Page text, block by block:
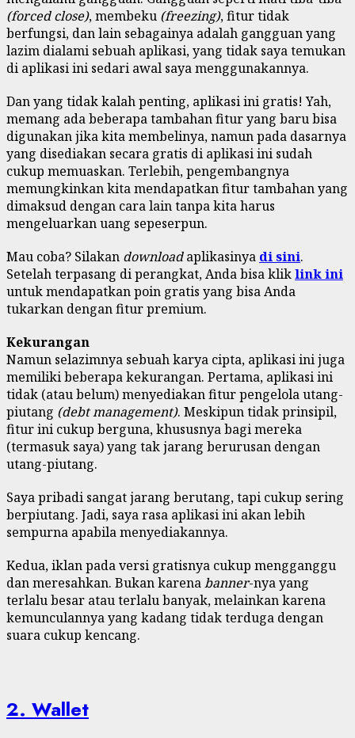
(forced close), membeku (freezing), fitur tidak
berfungsi, dan lain sebagainya adalah gangguan yang
lazim dialami sebuah aplikasi, yang tidak saya temukan
di aplikasi ini sedari awal saya menggunakannya.
Dan yang tidak kalah penting, aplikasi ini gratis! Yah,
memang ada beberapa tambahan fitur yang baru bisa
digunakan jika kita membelinya, namun pada dasarnya
yang disediakan secara gratis di aplikasi ini sudah
cukup memuaskan. Terlebih, pengembangnya
memungkinkan kita mendapatkan fitur tambahan yang
dimaksud dengan cara lain tanpa kita harus
mengeluarkan uang sepeserpun.
Mau coba? Silakan downloadaplikasinya di sini.
Setelah terpasang di perangkat, Anda bisa kliklink ini
untuk mendapatkan poin gratis yang bisa Anda
tukarkan dengan fitur premium.
Kekurangan
Namun selazimnya sebuah karya cipta, aplikasi ini juga
memiliki beberapa kekurangan. Pertama, aplikasi ini
tidak (atau belum) menyediakan fitur pengelola utang-
piutang (debt management). Meskipun tidak prinsipil,
fitur ini cukup berguna, khususnya bagi mereka
(termasuk saya) yang tak jarang berurusan dengan
utang-piutang.
Saya pribadi sangat jarang berutang, tapi cukup sering
berpiutang. Jadi, saya rasa aplikasi ini akan lebih
sempurna apabila menyediakannya.
Kedua, iklan pada versi gratisnya cukup mengganggu
dan meresahkan. Bukan karenabanner-nya yang
terlalu besar atau terlalu banyak, melainkan karena
kemunculannya yang kadang tidak terduga dengan
suara cukup kencang.
2. Wallet